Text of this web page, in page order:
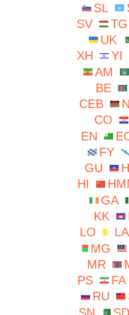
SL
SV
TG
UK
XH
YI
AM
BE
CEB
CO
EN
FY
GU
HI
GA
KK
LO
LA
MG
MR
PS
FA
RU
SN
SD